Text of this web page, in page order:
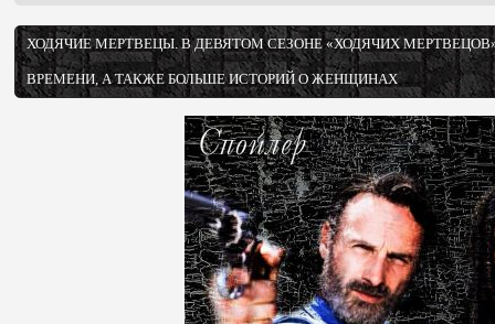
ХОДЯЧИЕ МЕРТВЕЦЫ. В ДЕВЯТОМ СЕЗОНЕ «ХОДЯЧИХ
ВРЕМЕНИ, А ТАКЖЕ БОЛЬШЕ ИСТОРИЙ О ЖЕНЩИНАХ